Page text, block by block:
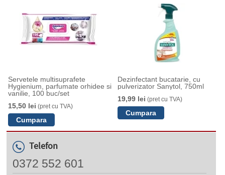
Servetele multisuprafete
Hygienium, parfumate orhidee si
vanilie, 100 buc/set
15,50 lei (pret cu TVA)
Dezinfectant bucatarie, cu
pulverizator Sanytol, 750ml
19,99 lei (pret cu TVA)
Telefon
0372 552 601